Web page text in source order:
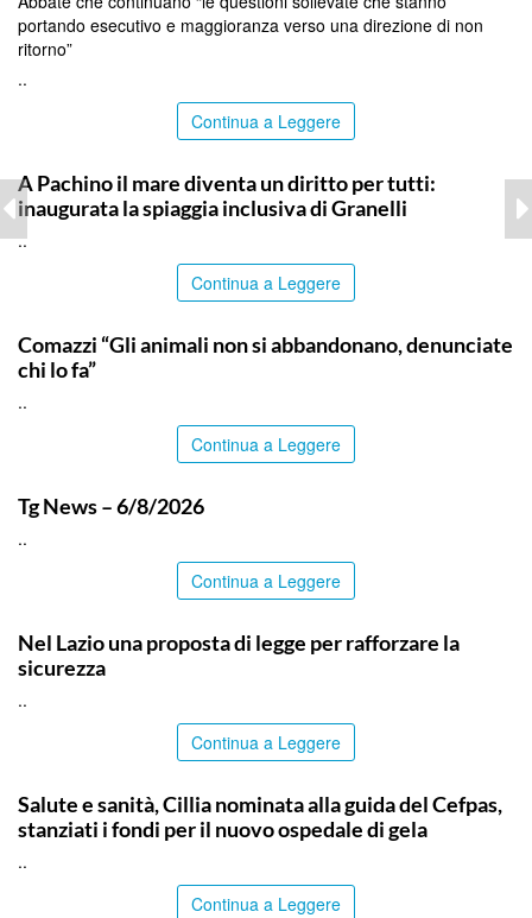
portando esecutivo e maggioranza verso una direzione di non
ritorno”
..
Continua a Leggere
A Pachino il mare diventa un diritto per tutti:
inaugurata la spiaggia inclusiva di Granelli
..
Continua a Leggere
Comazzi “Gli animali non si abbandonano, denunciate
chi lo fa”
..
Continua a Leggere
Tg News – 6/8/2026
..
Continua a Leggere
Nel Lazio una proposta di legge per rafforzare la
sicurezza
..
Continua a Leggere
Salute e sanità, Cillia nominata alla guida del Cefpas,
stanziati i fondi per il nuovo ospedale di gela
..
Continua a Leggere